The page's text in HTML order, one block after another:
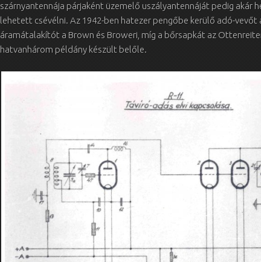
szárnyantennája párjaként üzemelő uszályantennáját pedig akár
lehetett csévélni. Az 1942-ben hatezer pengőbe kerülő adó-vevőt
áramátalakítót a Brown és Broweri, míg a bőrsapkát az
hatvanhárom példány készült belőle.